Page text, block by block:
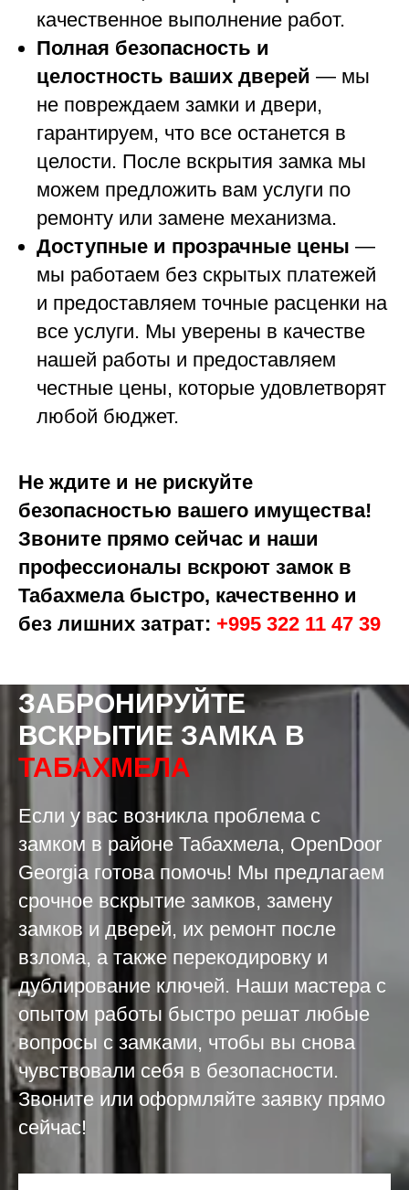
качественное выполнение работ.
Полная безопасность и
целостность ваших дверей — мы
не повреждаем замки и двери,
гарантируем, что все останется в
целости. После вскрытия замка мы
можем предложить вам услуги по
ремонту или замене механизма.
Доступные и прозрачные цены —
мы работаем без скрытых платежей
и предоставляем точные расценки на
все услуги. Мы уверены в качестве
нашей работы и предоставляем
честные цены, которые удовлетворят
любой бюджет.
Не ждите и не рискуйте
безопасностью вашего имущества!
Звоните прямо сейчас и наши
профессионалы вскроют замок в
Табахмела быстро, качественно и
без лишних затрат: +995 322 11 47 39
ЗАБРОНИРУЙТЕ
ВСКРЫТИЕ ЗАМКА В
ТАБАХМЕЛА
Если у вас возникла проблема с
замком в районе Табахмела, OpenDoor
Georgia готова помочь! Мы предлагаем
срочное вскрытие замков, замену
замков и дверей, их ремонт после
взлома, а также перекодировку и
дублирование ключей. Наши мастера с
опытом работы быстро решат любые
вопросы с замками, чтобы вы снова
чувствовали себя в безопасности.
Звоните или оформляйте заявку прямо
сейчас!